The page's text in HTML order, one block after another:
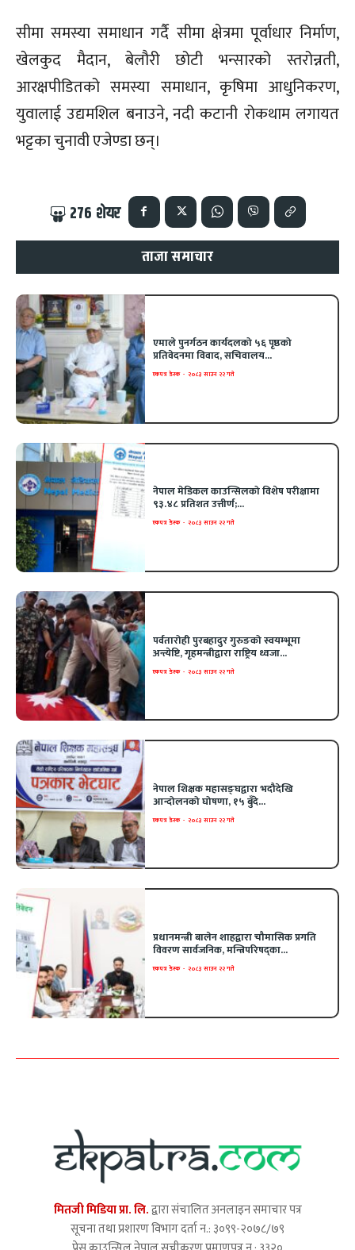
सीमा समस्या समाधान गर्दै सीमा क्षेत्रमा पूर्वाधार निर्माण,
खेलकुद मैदान, बेलौरी छोटी भन्सारको स्तरोन्नती,
आरक्षपीडितको समस्या समाधान, कृषिमा आधुनिकरण,
युवालाई उद्यमशिल बनाउने, नदी कटानी रोकथाम लगायत
भट्टका चुनावी एजेण्डा छन्।
276 शेयर
ताजा समाचार
एमाले पुनर्गठन कार्यदलको ५६ पृष्ठको
प्रतिवेदनमा विवाद, सचिवालय...
एकपत्र डेस्क - २०८३ साउन २२ गते
नेपाल मेडिकल काउन्सिलको विशेष परीक्षामा
९३.४८ प्रतिशत उत्तीर्ण;...
एकपत्र डेस्क - २०८३ साउन २२ गते
पर्वतारोही पुरबहादुर गुरुङको स्वयम्भूमा
अन्त्येष्टि, गृहमन्त्रीद्वारा राष्ट्रिय ध्वजा...
एकपत्र डेस्क - २०८३ साउन २२ गते
नेपाल शिक्षक महासङ्घद्वारा भदौदेखि
आन्दोलनको घोषणा, १५ बुँदे...
एकपत्र डेस्क - २०८३ साउन २२ गते
प्रधानमन्त्री बालेन शाहद्वारा चौमासिक प्रगति
विवरण सार्वजनिक, मन्त्रिपरिषद्का...
एकपत्र डेस्क - २०८३ साउन २२ गते
मितजी मिडिया प्रा. लि.द्वारा संचालित अनलाइन समाचार पत्र
सूचना तथा प्रशारण विभाग दर्ता न.: ३०९९-२०७८/७९